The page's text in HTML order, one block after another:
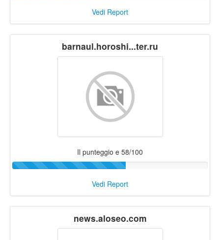
Vedi Report
barnaul.horoshi...ter.ru
Il punteggio e 58/100
Vedi Report
news.aloseo.com